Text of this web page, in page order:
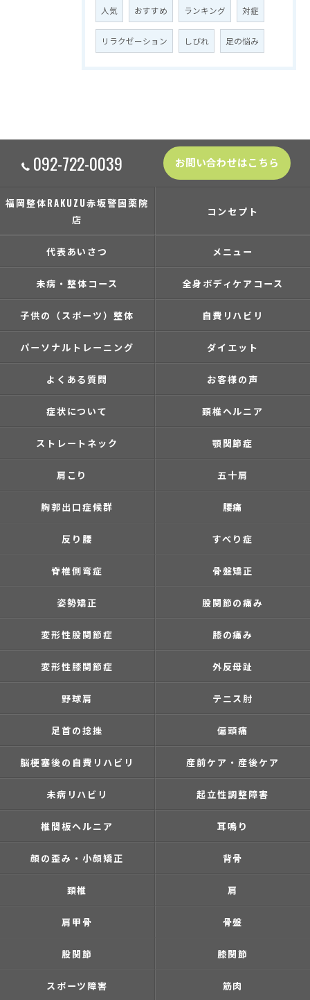
人気 おすすめ ランキング 対症
リラクゼーション しびれ 足の悩み
092-722-0039 お問い合わせはこちら
福岡整体RAKUZU赤坂警固薬院
店
コンセプト
代表あいさつ メニュー
未病・整体コース 全身ボディケアコース
子供の（スポーツ）整体 自費リハビリ
パーソナルトレーニング ダイエット
よくある質問 お客様の声
症状について 頚椎ヘルニア
ストレートネック 顎関節症
肩こり 五十肩
胸郭出口症候群 腰痛
反り腰 すべり症
脊椎側弯症 骨盤矯正
姿勢矯正 股関節の痛み
変形性股関節症 膝の痛み
変形性膝関節症 外反母趾
野球肩 テニス肘
足首の捻挫 偏頭痛
脳梗塞後の自費リハビリ 産前ケア・産後ケア
未病リハビリ 起立性調整障害
椎間板ヘルニア 耳鳴り
顔の歪み・小顔矯正 背骨
頚椎 肩
肩甲骨 骨盤
股関節 膝関節
スポーツ障害 筋肉